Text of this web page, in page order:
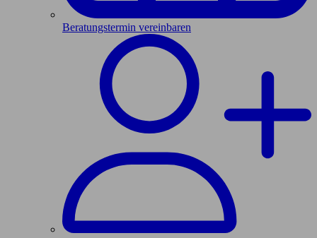
Beratungstermin vereinbaren